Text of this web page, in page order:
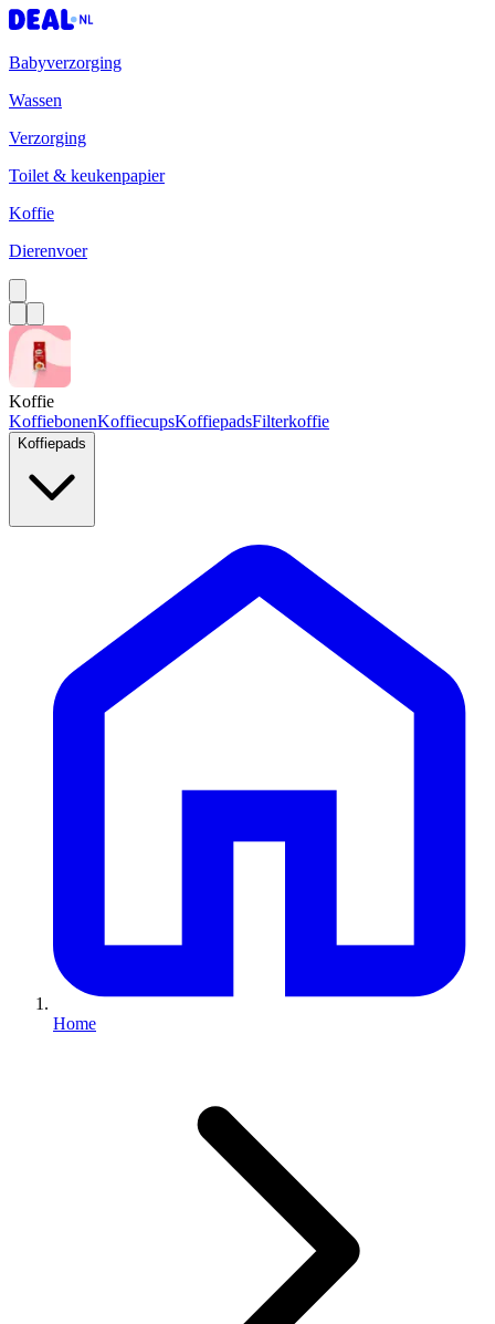
Babyverzorging
Wassen
Verzorging
Toilet & keukenpapier
Koffie
Dierenvoer
Koffie
KoffiebonenKoffiecupsKoffiepadsFilterkoffie
Koffiepads
Home